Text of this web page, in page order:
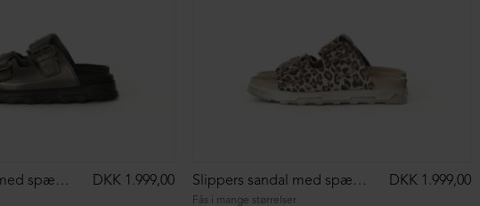
Slippers sandal med spænder DKK 1.999,00
Fås i mange størrelser
Slippers sandal med spænder DKK 1.999,00